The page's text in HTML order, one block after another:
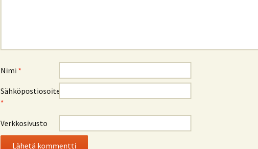
Nimi *
Sähköpostiosoite
*
Verkkosivusto